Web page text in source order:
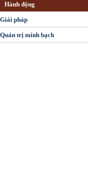
Hành động
Giải pháp
Quản trị minh bạch